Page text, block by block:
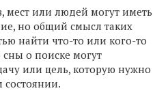
мест или людей могут иметь
но общий смысл таких
найти что-то или кого-то
о поиске могут
или цель, которую нужно
состоянии.